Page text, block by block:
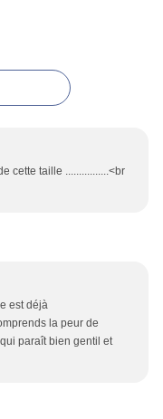
cette taille ................<br
est déjà
la peur de
paraît bien gentil et